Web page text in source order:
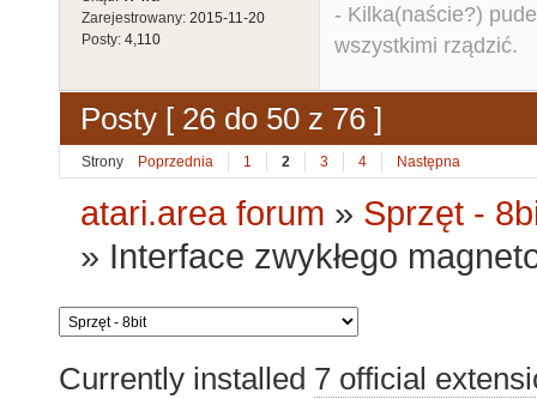
Zarejestrowany: 2015-11-20
Posty: 4,110
- Kilka(naście?)
wszystkimi rządzić.
Posty [ 26 do 50 z 76 ]
Strony Poprzednia 1 2 3 4 Następna
atari.area forum » Sprzęt -
» Interface zwykłego
Currently installed 7 official